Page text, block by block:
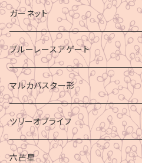
ガーネット
ブルーレースアゲート
マルカバスター形
ツリーオブライフ
六芒星